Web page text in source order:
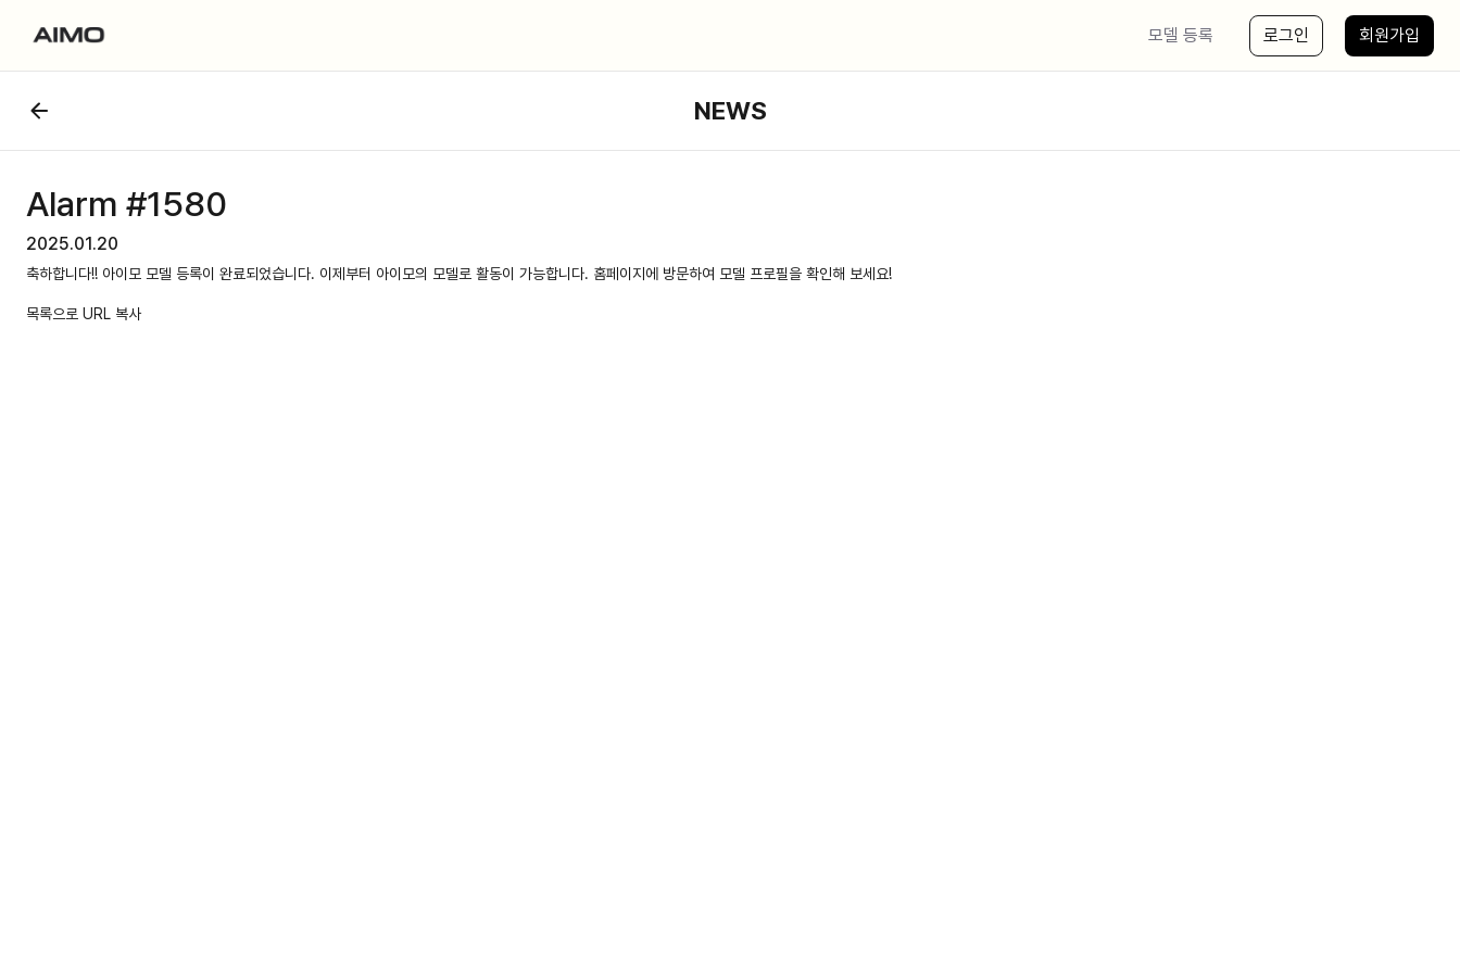
모델 등록 로그인 회원가입
NEWS
Alarm #1580
2025.01.20
축하합니다!! 아이모 모델 등록이 완료되었습니다. 이제부터 아이모의 모델로 활동이 가능합니다. 홈페이지에 방문하여 모델 프로필을 확인해 보세요!
목록으로 URL 복사